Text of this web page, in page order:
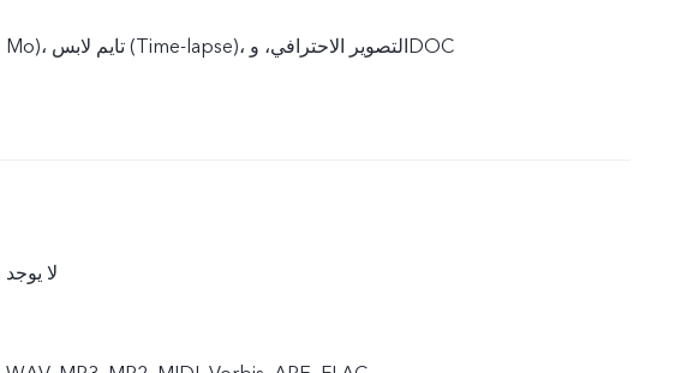
Mo)، تايم لابس (Time-lapse)، التصوير الاحترافي، وDOC
لا يوجد